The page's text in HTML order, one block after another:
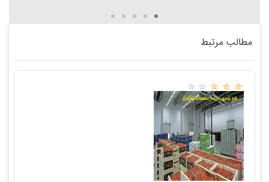
مطالب مرتبط